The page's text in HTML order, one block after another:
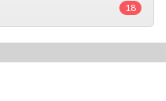
18